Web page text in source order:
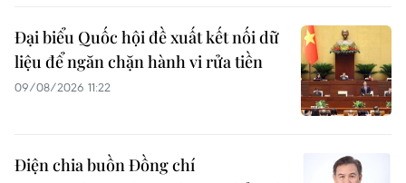
Đại biểu Quốc hội đề xuất kết nối dữ
liệu để ngăn chặn hành vi rửa tiền
09/08/2026 11:22
Điện chia buồn Đồng chí